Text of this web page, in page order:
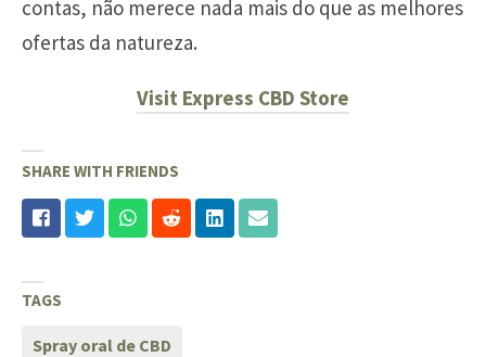
contas, não merece nada mais do que as melhores
ofertas da natureza.
Visit Express CBD Store
SHARE WITH FRIENDS
TAGS
Spray oral de CBD